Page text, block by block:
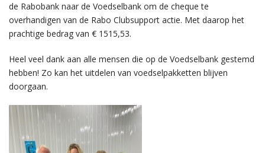
de Rabobank naar de Voedselbank om de cheque te
overhandigen van de Rabo Clubsupport actie. Met daarop het
prachtige bedrag van € 1515,53.
Heel veel dank aan alle mensen die op de Voedselbank gestemd
hebben! Zo kan het uitdelen van voedselpakketten blijven
doorgaan.